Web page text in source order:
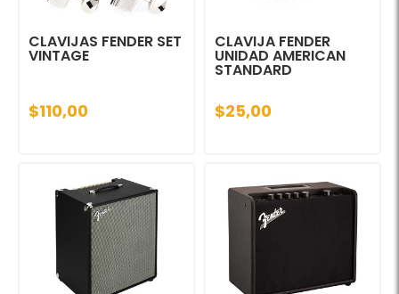
CLAVIJAS FENDER SET
VINTAGE
$110,00
CLAVIJA FENDER
UNIDAD AMERICAN
STANDARD
$25,00